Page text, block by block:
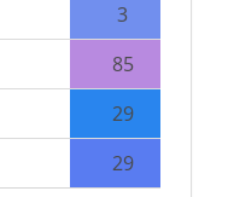
3
85
29
29